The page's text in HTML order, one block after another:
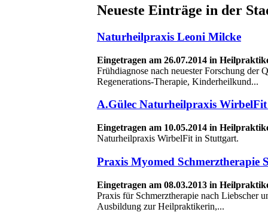
Neueste Einträge in der
Naturheilpraxis Leoni Milcke
Eingetragen am 26.07.2014 in
Frühdiagnose nach neuester Forschung der
Regenerations-Therapie, Kinderheilkund...
A.Gülec Naturheilpraxis
Eingetragen am 10.05.2014 in
Naturheilpraxis WirbelFit in Stuttgart.
Praxis Myomed Schmerztherapie
Eingetragen am 08.03.2013 in
Praxis für Schmerztherapie nach Liebscher
Ausbildung zur Heilpraktikerin,...